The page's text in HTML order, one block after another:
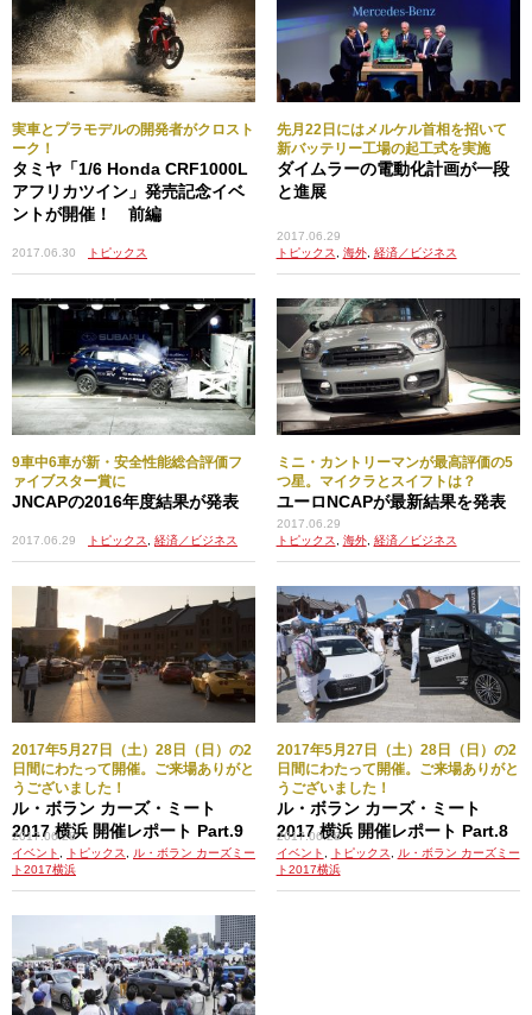
実車とプラモデルの開発者がクロスト
ーク！
タミヤ「1/6 Honda CRF1000L
アフリカツイン」発売記念イベ
ントが開催！ 前編
2017.06.30 トピックス
先月22日にはメルケル首相を招いて
新バッテリー工場の起工式を実施
ダイムラーの電動化計画が一段
と進展
2017.06.29
トピックス, 海外, 経済／ビジネス
9車中6車が新・安全性能総合評価フ
ァイブスター賞に
JNCAPの2016年度結果が発表
2017.06.29 トピックス, 経済／ビジネス
ミニ・カントリーマンが最高評価の5
つ星。マイクラとスイフトは？
ユーロNCAPが最新結果を発表
2017.06.29
トピックス, 海外, 経済／ビジネス
2017年5月27日（土）28日（日）の2
日間にわたって開催。ご来場ありがと
うございました！
ル・ボラン カーズ・ミート
2017 横浜 開催レポート Part.9
2017.06.28
イベント , トピックス, ル・ボラン カーズミー
ト2017横浜
2017年5月27日（土）28日（日）の2
日間にわたって開催。ご来場ありがと
うございました！
ル・ボラン カーズ・ミート
2017 横浜 開催レポート Part.8
2017.06.28
イベント , トピックス, ル・ボラン カーズミー
ト2017横浜